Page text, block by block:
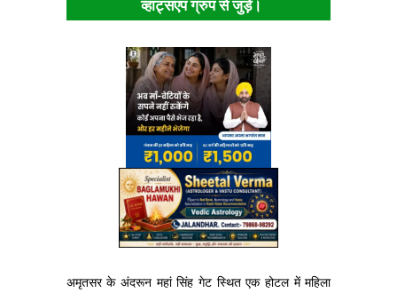
व्हाट्सएप ग्रुप से जुड़ें।
अमृतसर के अंदरून महां सिंह गेट स्थित एक होटल में महिला